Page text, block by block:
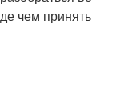
чем принять